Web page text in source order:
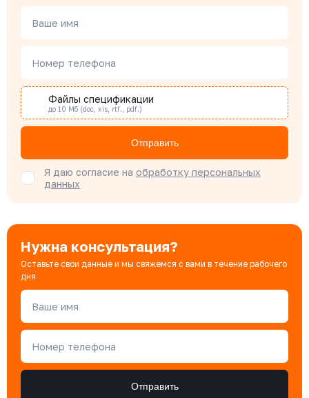
Наталья Гомонова
Бондарюк Евгения
Специалист отдела продаж
Ваше имя
Номер телефона
Файлы спецификации
до 10 Мб (doc, xis, rtf., pdf.)
Отправить
Я даю согласие на обработку персональных
данных
Нужна консультация?
Оставьте свои данные и мы свяжемся с вами в течение рабочего
дня
Ваше имя
Номер телефона
Отправить